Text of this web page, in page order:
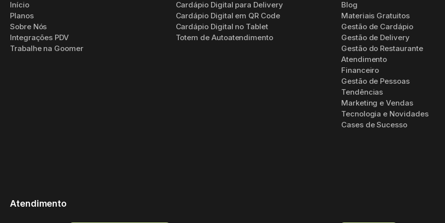
Início
Planos
Sobre Nós
Integrações PDV
Trabalhe na Goomer
Cardápio Digital para Delivery
Cardápio Digital em QR Code
Cardápio Digital no Tablet
Totem de Autoatendimento
Blog
Materiais Gratuitos
Gestão de Cardápio
Gestão de Delivery
Gestão do Restaurante
Atendimento
Financeiro
Gestão de Pessoas
Tendências
Marketing e Vendas
Tecnologia e Novidades
Cases de Sucesso
Atendimento